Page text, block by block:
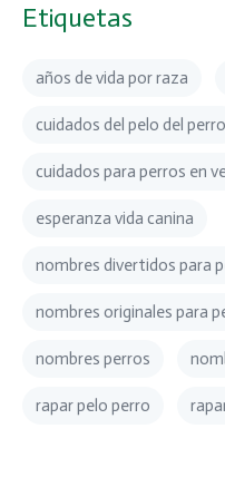
Etiquetas
años de vida por raza
cuidados del pelo del perro
cuidados para perros en
esperanza vida canina
nombres divertidos para
nombres originales para
nombres perros
rapar pelo perro